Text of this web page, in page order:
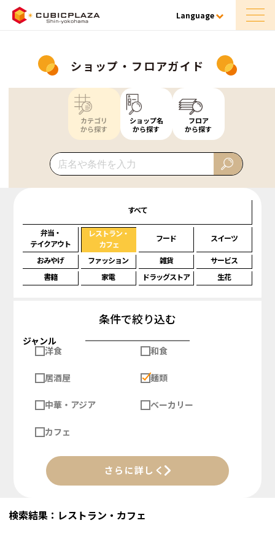
Language
ショップ・フロアガイド
カテゴリ
から探す
ショップ名
から探す
フロア
から探す
すべて
弁当・
テイクアウト
レストラン・
カフェ
フード スイーツ
おみやげ ファッション 雑貨
サービス
書籍
家電 ドラッグストア 生花
条件で絞り込む
ジャンル
洋食
和食
居酒屋 麺類
中華・アジア ベーカリー
カフェ
さらに詳しく
検索結果：レストラン・カフェ